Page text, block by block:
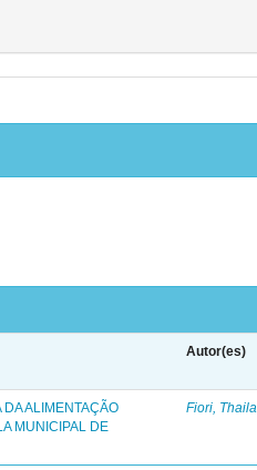
Autor(es)
ALIMENTAÇÃO
MUNICIPAL DE
Fiori,